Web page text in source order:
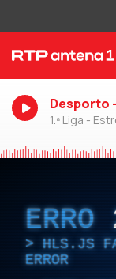
Desporto
1.ª Liga -
ERRO
HLS.JS
ERROR